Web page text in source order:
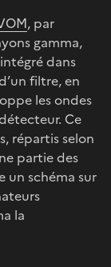
, par
gamma,
dans
filtre, en
les ondes
Ce
répartis selon
partie des
un schéma sur
la